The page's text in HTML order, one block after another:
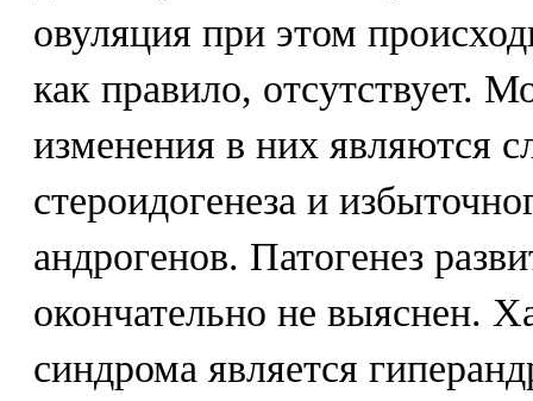
овуляция при этом
как правило, отсутствует.
изменения в них являются
стероидогенеза и
андрогенов. Патогенез
окончательно не выяснен.
синдрома является